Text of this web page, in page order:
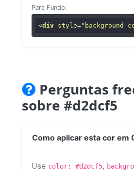
Para Fundo:
<div style="background-
Perguntas
sobre #d2dcf5
Como aplicar esta cor em
Use color: #d2dcf5,